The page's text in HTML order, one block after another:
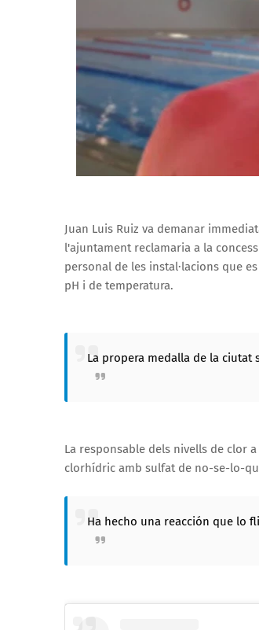
Juan Luis Ruiz va demanar
l'ajuntament reclamaria a la
personal de les instal·lacions que
pH i de temperatura.
La propera medalla de la ciutat
La responsable dels nivells de clor
clorhídric amb sulfat de no-se-lo-
Ha hecho una reacción que lo